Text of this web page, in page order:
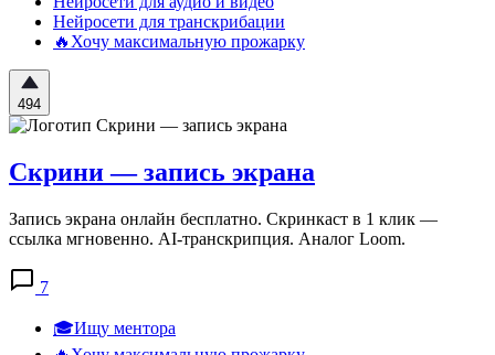
Нейросети для транскрибации
🔥Хочу максимальную прожарку
494
Скрини — запись экрана
Запись экрана онлайн бесплатно. Скринкаст в 1 клик —
ссылка мгновенно. AI-транскрипция. Аналог Loom.
7
🎓Ищу ментора